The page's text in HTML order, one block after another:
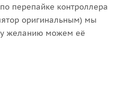
перепайке контроллера
оригинальным) мы
желанию можем её